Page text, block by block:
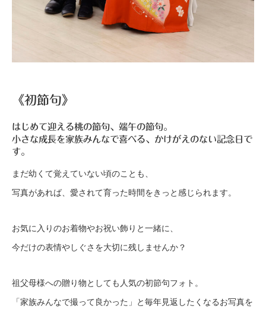
《初節句》
はじめて迎える桃の節句、端午の節句。
小さな成長を家族みんなで喜べる、かけがえのない記念日で
す。
まだ幼くて覚えていない頃のことも、
写真があれば、愛されて育った時間をきっと感じられます。
お気に入りのお着物やお祝い飾りと一緒に、
今だけの表情やしぐさを大切に残しませんか？
祖父母様への贈り物としても人気の初節句フォト。
「家族みんなで撮って良かった」と毎年見返したくなるお写真を